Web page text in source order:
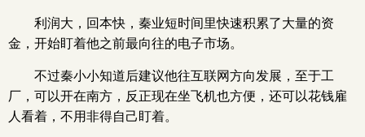
利润大，回本快，秦业短时间里快速积累了大量的资
金，开始盯着他之前最向往的电子市场。
不过秦小小知道后建议他往互联网方向发展，至于工
厂，可以开在南方，反正现在坐飞机也方便，还可以花钱雇
人看着，不用非得自己盯着。